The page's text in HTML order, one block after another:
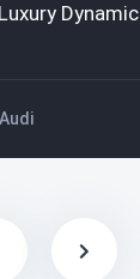
Dynamic
Audi